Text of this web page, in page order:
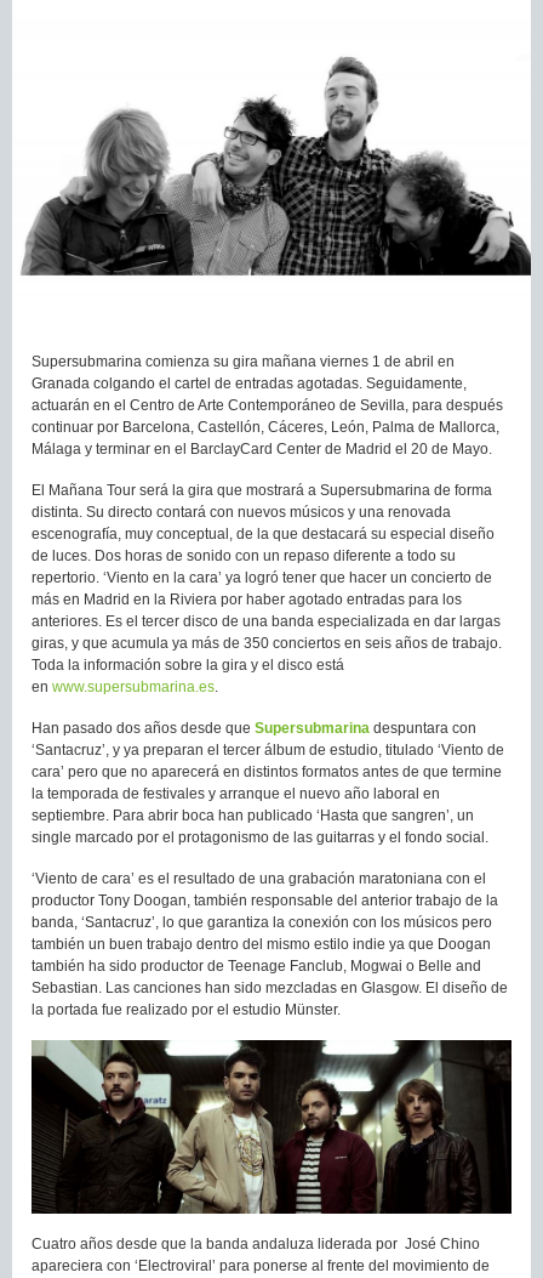
Supersubmarina comienza su gira mañana viernes 1 de abril en
Granada colgando el cartel de entradas agotadas. Seguidamente,
actuarán en el Centro de Arte Contemporáneo de Sevilla, para después
continuar por Barcelona, Castellón, Cáceres, León, Palma de Mallorca,
Málaga y terminar en el BarclayCard Center de Madrid el 20 de Mayo.
El Mañana Tour será la gira que mostrará a Supersubmarina de forma
distinta. Su directo contará con nuevos músicos y una renovada
escenografía, muy conceptual, de la que destacará su especial diseño
de luces. Dos horas de sonido con un repaso diferente a todo su
repertorio. ‘Viento en la cara’ ya logró tener que hacer un concierto de
más en Madrid en la Riviera por haber agotado entradas para los
anteriores. Es el tercer disco de una banda especializada en dar largas
giras, y que acumula ya más de 350 conciertos en seis años de trabajo.
Toda la información sobre la gira y el disco está
en www.supersubmarina.es.
Han pasado dos años desde que Supersubmarina despuntara con
‘Santacruz’, y ya preparan el tercer álbum de estudio, titulado ‘Viento de
cara’ pero que no aparecerá en distintos formatos antes de que termine
la temporada de festivales y arranque el nuevo año laboral en
septiembre. Para abrir boca han publicado ‘Hasta que sangren’, un
single marcado por el protagonismo de las guitarras y el fondo social.
‘Viento de cara’ es el resultado de una grabación maratoniana con el
productor Tony Doogan, también responsable del anterior trabajo de la
banda, ‘Santacruz’, lo que garantiza la conexión con los músicos pero
también un buen trabajo dentro del mismo estilo indie ya que Doogan
también ha sido productor de Teenage Fanclub, Mogwai o Belle and
Sebastian. Las canciones han sido mezcladas en Glasgow. El diseño de
la portada fue realizado por el estudio Münster.
Cuatro años desde que la banda andaluza liderada por José Chino
apareciera con ‘Electroviral’ para ponerse al frente del movimiento de